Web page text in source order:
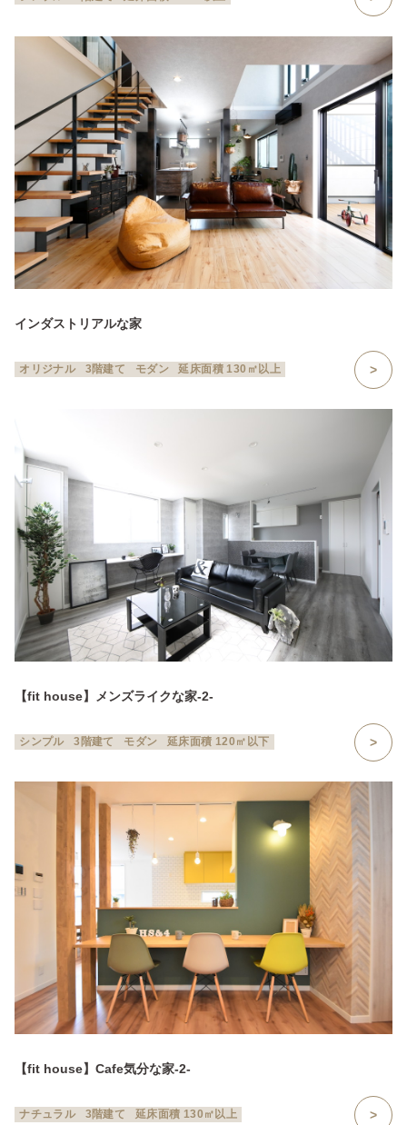
インダストリアルな家
オリジナル 3階建て モダン 延床面積 130㎡以上
【fit house】メンズライクな家-2-
シンプル 3階建て モダン 延床面積 120㎡以下
【fit house】Cafe気分な家-2-
ナチュラル 3階建て 延床面積 130㎡以上